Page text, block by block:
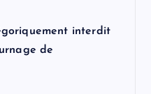
interdit
de